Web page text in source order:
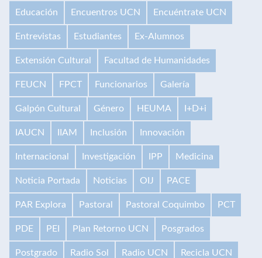
Educación Encuentros UCN Encuéntrate UCN
Entrevistas Estudiantes Ex-Alumnos
Extensión Cultural Facultad de Humanidades
FEUCN FPCT Funcionarios Galería
Galpón Cultural Género HEUMA I+D+i
IAUCN IIAM Inclusión Innovación
Internacional Investigación IPP Medicina
Noticia Portada Noticias OIJ PACE
PAR Explora Pastoral Pastoral Coquimbo PCT
PDE PEI Plan Retorno UCN Posgrados
Postgrado Radio Sol Radio UCN Recicla UCN